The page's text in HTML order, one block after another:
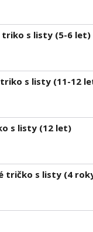
triko s listy (5-6 let)
s listy (11-12
s listy (12 let)
tričko s listy (4